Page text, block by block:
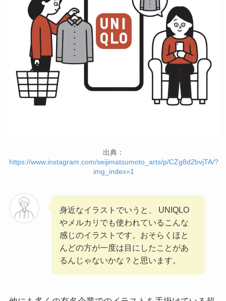
出典：
https://www.instagram.com/seijimatsumoto_arts/p/CZg8d2bvjTA/?
img_index=1
身近なイラストでいうと、 UNIQLO
やメルカリでも使われているこんな
感じのイラストです。おそらくほと
んどの方が一度は目にしたことがあ
るんじゃないかな？と思います。